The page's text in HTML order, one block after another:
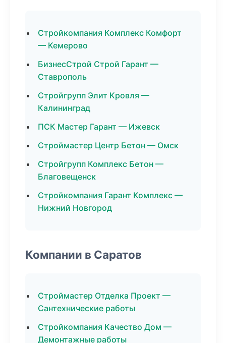
Стройкомпания Комплекс Комфорт
— Кемерово
БизнесСтрой Строй Гарант —
Ставрополь
Стройгрупп Элит Кровля —
Калининград
ПСК Мастер Гарант — Ижевск
Строймастер Центр Бетон — Омск
Стройгрупп Комплекс Бетон —
Благовещенск
Стройкомпания Гарант Комплекс —
Нижний Новгород
Компании в Саратов
Строймастер Отделка Проект —
Сантехнические работы
Стройкомпания Качество Дом —
Демонтажные работы